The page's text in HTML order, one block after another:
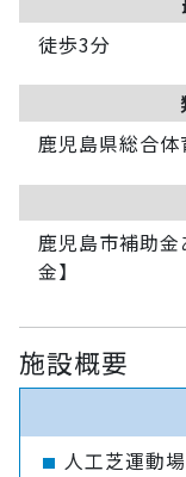
徒歩3分
鹿児島県総合体
鹿児島市補助金
金】
施設概要
人工芝運